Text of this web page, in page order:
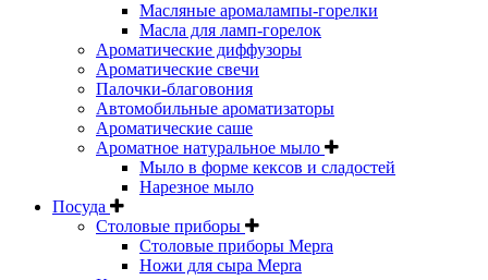
Масляные аромалампы-горелки
Масла для ламп-горелок
Ароматические диффузоры
Ароматические свечи
Палочки-благовония
Автомобильные ароматизаторы
Ароматические саше
Ароматное натуральное мыло
Мыло в форме кексов и сладостей
Нарезное мыло
Посуда
Столовые приборы
Столовые приборы Mepra
Ножи для сыра Mepra